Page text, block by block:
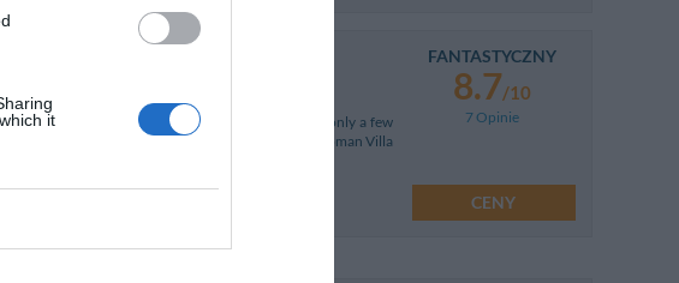
it
distance away from the centre of Sorrento and only a few
Giovanna where the ruins of the Pollio Felice Roman Villa
FANTASTYCZNY
8.7/10
7 Opinie
CENY